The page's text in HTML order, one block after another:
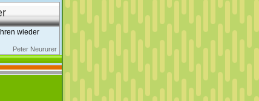
wieder
Peter Neururer